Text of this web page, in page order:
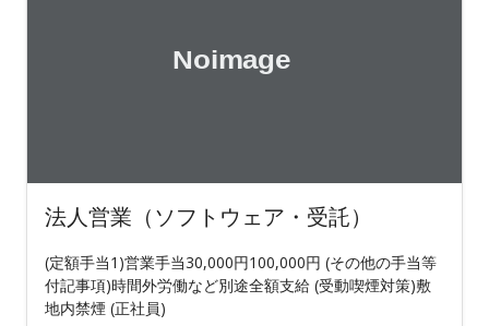
法人営業（ソフトウェア・受託）
(定額手当1)営業手当30,000円100,000円 (その他の手当等
付記事項)時間外労働など別途全額支給 (受動喫煙対策)敷
地内禁煙 (正社員)